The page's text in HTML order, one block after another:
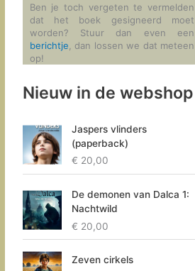
Ben je toch vergeten te vermelden
dat het boek gesigneerd moet
worden? Stuur dan even een
berichtje , dan lossen we dat meteen
op!
Nieuw in de webshop
Jaspers vlinders
(paperback)
€ 20,00
De demonen van Dalca 1:
Nachtwild
€ 20,00
Zeven cirkels